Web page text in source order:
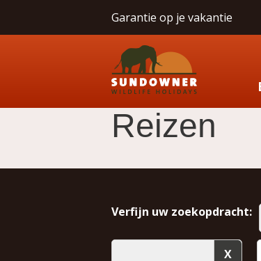
Garantie op je vakantie
Reizen
Verfijn uw zoekopdracht: